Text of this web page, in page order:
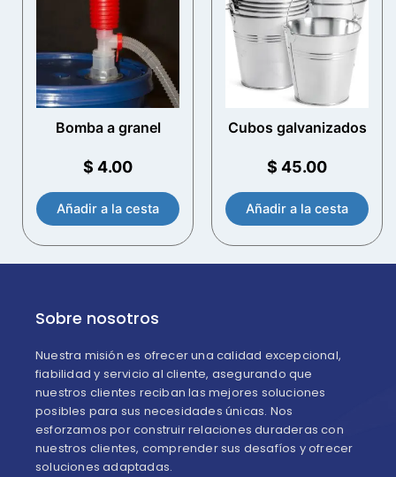
Bomba a granel
$ 4.00
Añadir a la cesta
Cubos galvanizados
$ 45.00
Añadir a la cesta
Sobre nosotros
Nuestra misión es ofrecer una calidad excepcional,
fiabilidad y servicio al cliente, asegurando que
nuestros clientes reciban las mejores soluciones
posibles para sus necesidades únicas. Nos
esforzamos por construir relaciones duraderas con
nuestros clientes, comprender sus desafíos y ofrecer
soluciones adaptadas.